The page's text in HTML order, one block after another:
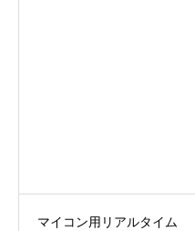
マイコン用リアルタイム